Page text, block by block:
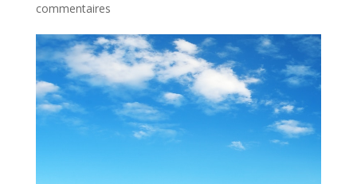
commentaires